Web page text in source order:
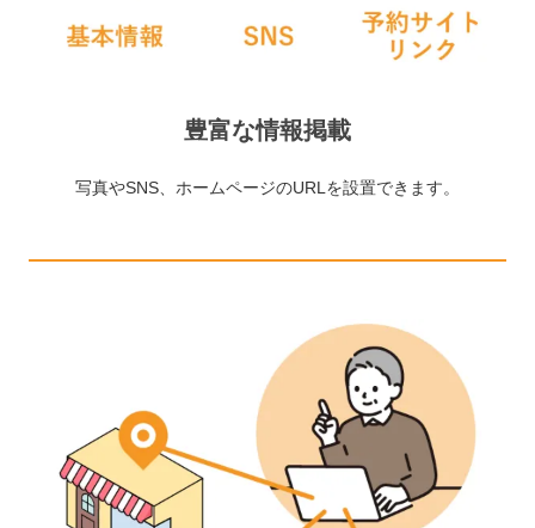
豊富な情報掲載
写真やSNS、ホームページのURLを設置できます。